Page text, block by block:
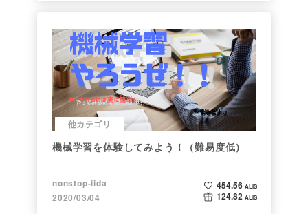
他カテゴリ
機械学習を体験してみよう！（難易度低）
nonstop-iida
2020/03/04
454.56 ALIS
124.82 ALIS